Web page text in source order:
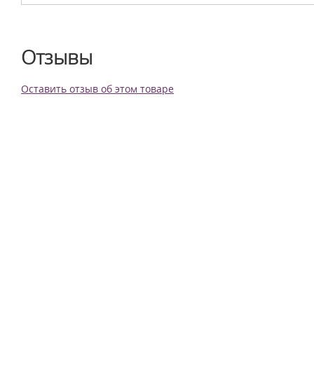
Отзывы
Оставить отзыв об этом товаре